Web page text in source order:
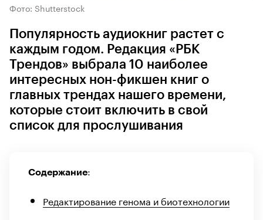
Фото: Shutterstock
Популярность аудиокниг растет с
каждым годом. Редакция «РБК
Трендов» выбрала 10 наиболее
интересных нон-фикшен книг о
главных трендах нашего времени,
которые стоит включить в свой
список для прослушивания
Содержание:
Редактирование генома и биотехнологии